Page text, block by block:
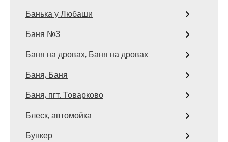
Банька у Любаши
Баня №3
Баня на дровах, Баня на дровах
Баня, Баня
Баня, пгт. Товарково
Блеск, автомойка
Бункер